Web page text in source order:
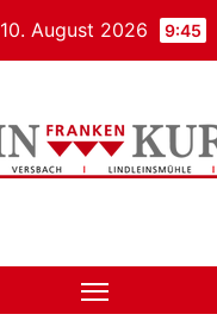
10. August 2026 9:45